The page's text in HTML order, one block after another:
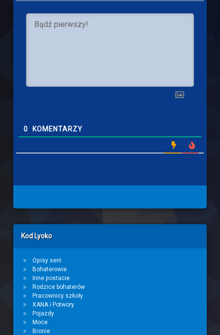
0 KOMENTARZY
Left Sidebar
Kod Lyoko
Opisy serii
Bohaterowie
Inne postacie
Rodzice bohaterów
Pracownicy szkoły
XANA i Potwory
Pojazdy
Moce
Bronie